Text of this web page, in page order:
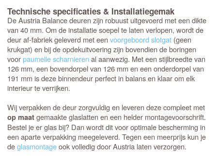
Technische specificaties & Installatiegemak
De Austria Balance deuren zijn robuust uitgevoerd met een dikte
van 40 mm. Om de installatie soepel te laten verlopen, wordt de
deur af-fabriek geleverd met eenvoorgeboord slotgat (geen
krukgat) en bij de opdekuitvoering zijn bovendien de boringen
voorpaumelle scharnieren al aanwezig. Met een stijlbreedte van
126 mm, een bovendorpel van 126 mm en een onderdorpel van
191 mm is deze binnendeur perfect in balans en klaar om elk
interieur te verrijken.
Wij verpakken de deur zorgvuldig en leveren deze compleet met
op maatgemaakte glaslatten en een helder montagevoorschrift.
Bestel je er glas bij? Dan wordt dit voor optimale bescherming in
een aparte verpakking meegeleverd. Tegen een meerprijs kun je
deglasmontageook volledig door Austria laten verzorgen.